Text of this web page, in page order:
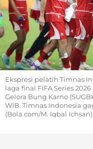
Ekspresi pelatih Timnas
laga final FIFA Series
Gelora Bung Karno
WIB. Timnas Indonesia
(Bola.com/M. Iqbal Ichsan)